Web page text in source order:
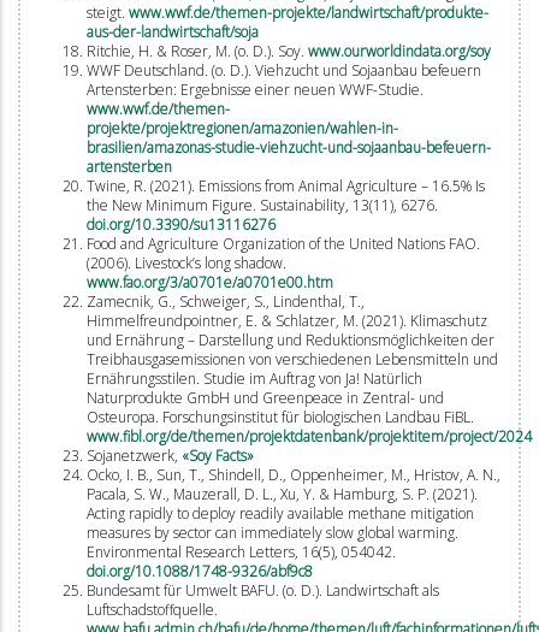
steigt. www.wwf.de/themen-projekte/landwirtschaft/produkte-
aus-der-landwirtschaft/soja
Ritchie, H. & Roser, M. (o. D.). Soy. www.ourworldindata.org/soy
WWF Deutschland. (o. D.). Viehzucht und Sojaanbau befeuern
Artensterben: Ergebnisse einer neuen WWF-Studie.
www.wwf.de/themen-
projekte/projektregionen/amazonien/wahlen-in-
brasilien/amazonas-studie-viehzucht-und-sojaanbau-befeuern-
artensterben
Twine, R. (2021). Emissions from Animal Agriculture – 16.5% Is
the New Minimum Figure. Sustainability, 13(11), 6276.
doi.org/10.3390/su13116276
Food and Agriculture Organization of the United Nations FAO.
(2006). Livestock’s long shadow.
www.fao.org/3/a0701e/a0701e00.htm
Zamecnik, G., Schweiger, S., Lindenthal, T.,
Himmelfreundpointner, E. & Schlatzer, M. (2021). Klimaschutz
und Ernährung – Darstellung und Reduktionsmöglichkeiten der
Treibhausgasemissionen von verschiedenen Lebensmitteln und
Ernährungsstilen. Studie im Auftrag von Ja! Natürlich
Naturprodukte GmbH und Greenpeace in Zentral- und
Osteuropa. Forschungsinstitut für biologischen Landbau FiBL.
www.fibl.org/de/themen/projektdatenbank/projektitem/project/2024
Sojanetzwerk, «Soy Facts»
Ocko, I. B., Sun, T., Shindell, D., Oppenheimer, M., Hristov, A. N.,
Pacala, S. W., Mauzerall, D. L., Xu, Y. & Hamburg, S. P. (2021).
Acting rapidly to deploy readily available methane mitigation
measures by sector can immediately slow global warming.
Environmental Research Letters, 16(5), 054042.
doi.org/10.1088/1748-9326/abf9c8
Bundesamt für Umwelt BAFU. (o. D.). Landwirtschaft als
Luftschadstoffquelle.